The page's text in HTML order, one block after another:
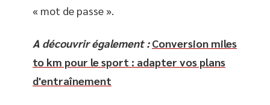
« mot de passe ».
A découvrir également : Conversion miles
to km pour le sport : adapter vos plans
d'entraînement